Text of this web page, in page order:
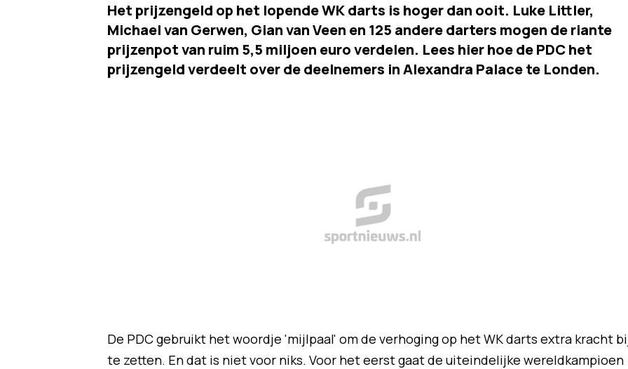
Het prijzengeld op het lopende WK darts is hoger dan ooit. Luke Littler,
Michael van Gerwen, Gian van Veen en 125 andere darters mogen de riante
prijzenpot van ruim 5,5 miljoen euro verdelen. Lees hier hoe de PDC het
prijzengeld verdeelt over de deelnemers in Alexandra Palace te Londen.
De PDC gebruikt het woordje 'mijlpaal' om de verhoging op het WK darts extra kracht
te zetten. En dat is niet voor niks. Voor het eerst gaat de uiteindelijke wereldkampioen